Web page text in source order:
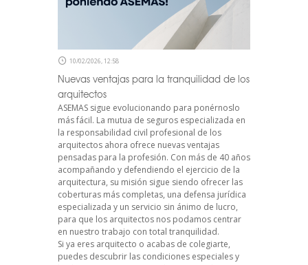
10/02/2026, 12:58
Nuevas ventajas para la tranquilidad de los
arquitectos
ASEMAS sigue evolucionando para ponérnoslo
más fácil. La mutua de seguros especializada en
la responsabilidad civil profesional de los
arquitectos ahora ofrece nuevas ventajas
pensadas para la profesión. Con más de 40 años
acompañando y defendiendo el ejercicio de la
arquitectura, su misión sigue siendo ofrecer las
coberturas más completas, una defensa jurídica
especializada y un servicio sin ánimo de lucro,
para que los arquitectos nos podamos centrar
en nuestro trabajo con total tranquilidad.
Si ya eres arquitecto o acabas de colegiarte,
puedes descubrir las condiciones especiales y